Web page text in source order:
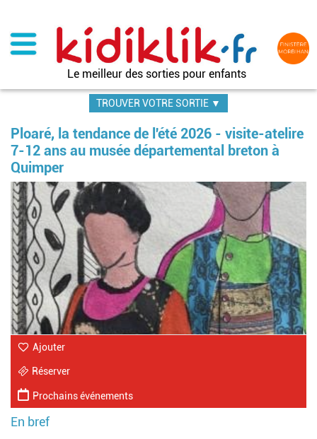
contenu
principal
Le meilleur des sorties pour enfants
TROUVER VOTRE SORTIE ▼
Ploaré, la tendance de l'été 2026 - visite-atelire
7-12 ans au musée départemental breton à
Quimper
Ajouter
Réserver
Prochains événements